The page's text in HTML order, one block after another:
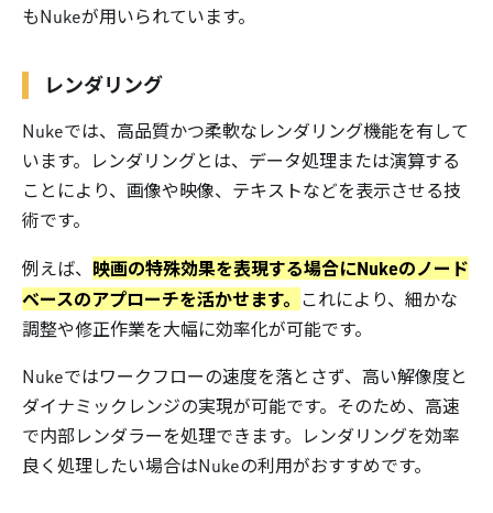
もNukeが用いられています。
レンダリング
Nukeでは、高品質かつ柔軟なレンダリング機能を有して
います。レンダリングとは、データ処理または演算する
ことにより、画像や映像、テキストなどを表示させる技
術です。
例えば、 映画の特殊効果を表現する場合にNukeのノード
ベースのアプローチを活かせます。 これにより、細かな
調整や修正作業を大幅に効率化が可能です。
Nukeではワークフローの速度を落とさず、高い解像度と
ダイナミックレンジの実現が可能です。そのため、高速
で内部レンダラーを処理できます。レンダリングを効率
良く処理したい場合はNukeの利用がおすすめです。